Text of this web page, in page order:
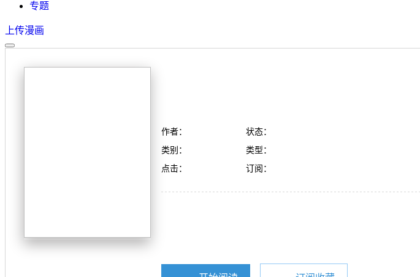
专题
上传漫画
作者：
状态：
类别：
类型：
点击：
订阅：